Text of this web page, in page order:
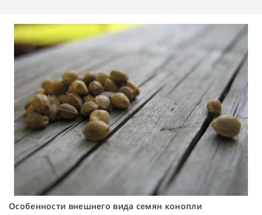
Особенности внешнего вида семян конопли